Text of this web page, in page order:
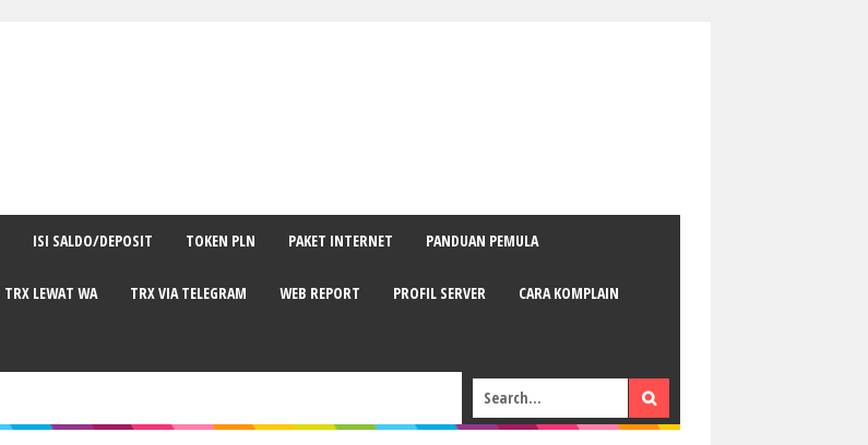
ISI SALDO/DEPOSIT TOKEN PLN PAKET INTERNET PANDUAN PEMULA
TRX LEWAT WA TRX VIA TELEGRAM WEB REPORT PROFIL SERVER CARA KOMPLAIN